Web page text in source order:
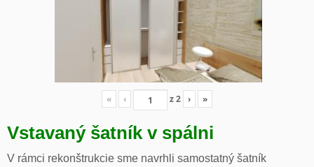
« ‹ z2 › »
Vstavaný šatník v spálni
V rámci rekonštrukcie sme navrhli samostatný šatník